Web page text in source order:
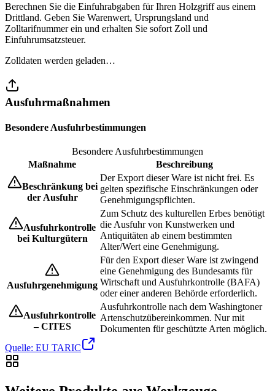
Berechnen Sie die Einfuhrabgaben für Ihren Holzgriff aus einem
Drittland. Geben Sie Warenwert, Ursprungsland und
Zolltarifnummer ein und erhalten Sie sofort Zoll und
Einfuhrumsatzsteuer.
Zolldaten werden geladen…
Ausfuhrmaßnahmen
Besondere Ausfuhrbestimmungen
Besondere Ausfuhrbestimmungen
Maßnahme
Beschreibung
Beschränkung bei
der Ausfuhr
Der Export dieser Ware ist nicht frei. Es
gelten spezifische Einschränkungen oder
Genehmigungspflichten.
Ausfuhrkontrolle
bei Kulturgütern
Zum Schutz des kulturellen Erbes benötigt
die Ausfuhr von Kunstwerken und
Antiquitäten ab einem bestimmten
Alter/Wert eine Genehmigung.
Ausfuhrgenehmigung
Für den Export dieser Ware ist zwingend
eine Genehmigung des Bundesamts für
Wirtschaft und Ausfuhrkontrolle (BAFA)
oder einer anderen Behörde erforderlich.
Ausfuhrkontrolle
– CITES
Ausfuhrkontrolle nach dem Washingtoner
Artenschutzübereinkommen. Nur mit
Dokumenten für geschützte Arten möglich.
Quelle: EU TARIC